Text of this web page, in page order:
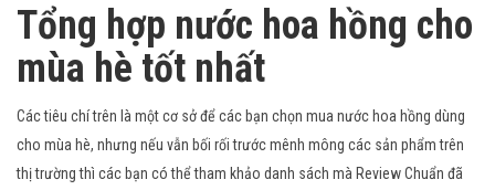
Tổng hợp nước hoa hồng cho
mùa hè tốt nhất
Các tiêu chí trên là một cơ sở để các bạn chọn mua nước hoa hồng dùng
cho mùa hè, nhưng nếu vẫn bối rối trước mênh mông các sản phẩm trên
thị trường thì các bạn có thể tham khảo danh sách mà Review Chuẩn đã